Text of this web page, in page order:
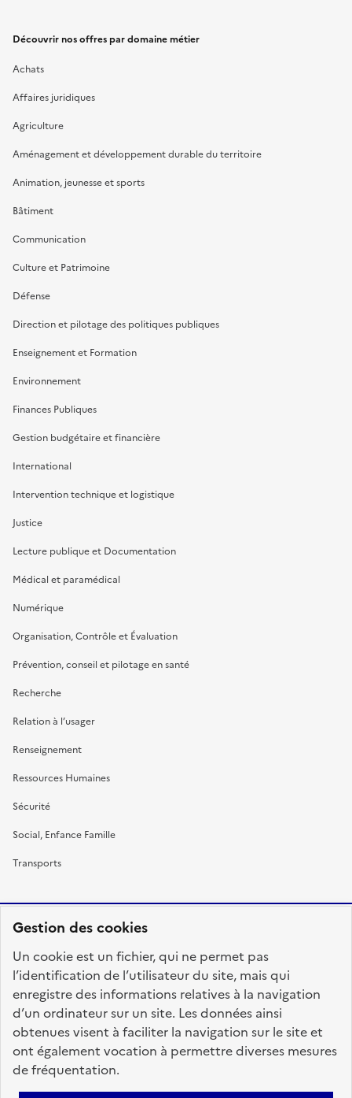
Gestion des cookies
Un cookie est un fichier, qui ne permet pas
l’identification de l’utilisateur du site, mais qui
enregistre des informations relatives à la navigation
d’un ordinateur sur un site. Les données ainsi
obtenues visent à faciliter la navigation sur le site et
ont également vocation à permettre diverses mesures
de fréquentation.
Découvrir nos offres par domaine métier
Achats
Affaires juridiques
Agriculture
Aménagement et développement durable du territoire
Animation, jeunesse et sports
Bâtiment
Communication
Culture et Patrimoine
Défense
Direction et pilotage des politiques publiques
Enseignement et Formation
Environnement
Finances Publiques
Gestion budgétaire et financière
International
Intervention technique et logistique
Justice
Lecture publique et Documentation
Médical et paramédical
Numérique
Organisation, Contrôle et Évaluation
Prévention, conseil et pilotage en santé
Recherche
Relation à l’usager
Renseignement
Ressources Humaines
Sécurité
Social, Enfance Famille
Transports
FRANÇAISE
fonction-publique.gouv.fr
legifrance.gouv.fr
gouvernement.fr